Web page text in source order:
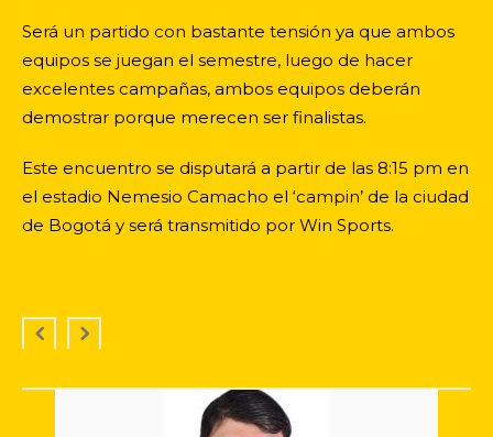
Será un partido con bastante tensión ya que ambos
equipos se juegan el semestre, luego de hacer
excelentes campañas, ambos equipos deberán
demostrar porque merecen ser finalistas.
Este encuentro se disputará a partir de las 8:15 pm en
el estadio Nemesio Camacho el ‘campin’ de la ciudad
de Bogotá y será transmitido por Win Sports.